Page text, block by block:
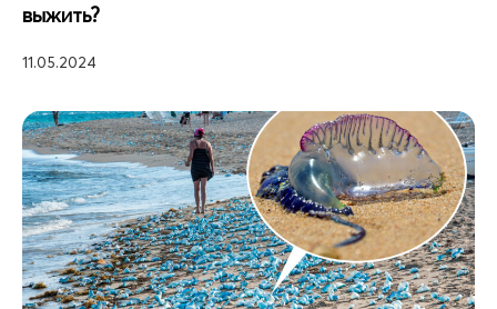
выжить?
11.05.2024